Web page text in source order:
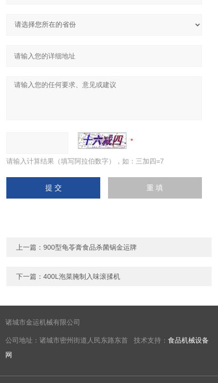
请输入计算结果（填写阿拉伯数字），如：三加四=7
上一篇：900型龟苓膏食品杀菌锅金运牌
下一篇：400L泡菜腌制入味滚揉机
诸城市金运机械有限公司
公司地址：诸城市密州街道人民东路东首 技术支持：食品机械设备
网